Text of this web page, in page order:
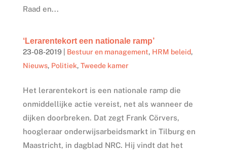
Raad en...
‘Lerarentekort een nationale ramp’
23-08-2019| Bestuur en management, HRM beleid,
Nieuws, Politiek, Tweede kamer
Het lerarentekort is een nationale ramp die
onmiddellijke actie vereist, net als wanneer de
dijken doorbreken. Dat zegt Frank Cörvers,
hoogleraar onderwijsarbeidsmarkt in Tilburg en
Maastricht, in dagblad NRC. Hij vindt dat het